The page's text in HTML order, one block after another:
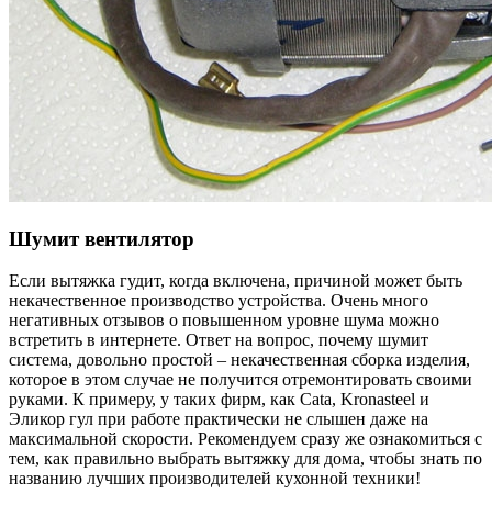
Шумит вентилятор
Если вытяжка гудит, когда включена, причиной может быть
некачественное производство устройства. Очень много
негативных отзывов о повышенном уровне шума можно
встретить в интернете. Ответ на вопрос, почему шумит
система, довольно простой – некачественная сборка изделия,
которое в этом случае не получится отремонтировать своими
руками. К примеру, у таких фирм, как Cata, Kronasteel и
Эликор гул при работе практически не слышен даже на
максимальной скорости. Рекомендуем сразу же ознакомиться с
тем, как правильно выбрать вытяжку для дома, чтобы знать по
названию лучших производителей кухонной техники!